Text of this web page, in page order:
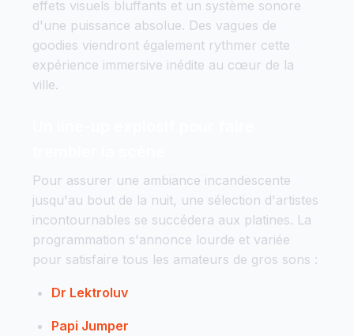
effets visuels bluffants et un système sonore
d'une puissance absolue. Des vagues de
goodies viendront également rythmer cette
expérience immersive inédite au cœur de la
ville.
Pour assurer une ambiance incandescente
jusqu'au bout de la nuit, une sélection d'artistes
incontournables se succédera aux platines. La
programmation s'annonce lourde et variée
pour satisfaire tous les amateurs de gros sons :
Dr Lektroluv
Papi Jumper